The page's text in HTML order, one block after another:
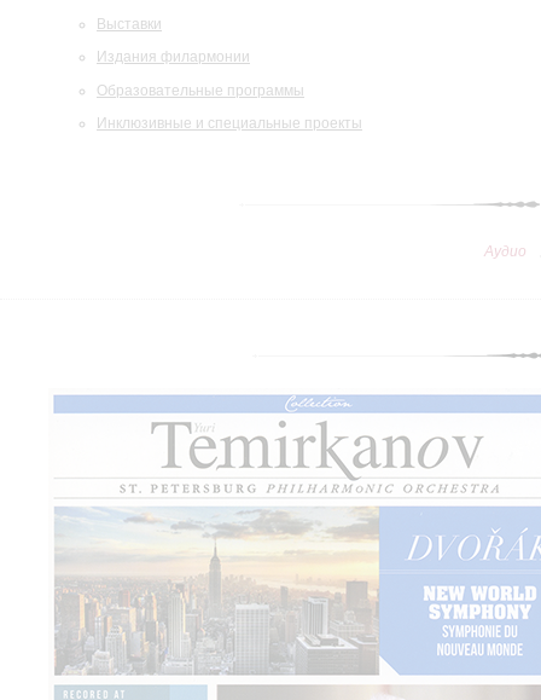
Выставки
Издания филармонии
Образовательные программы
Инклюзивные и специальные проекты
Аудио